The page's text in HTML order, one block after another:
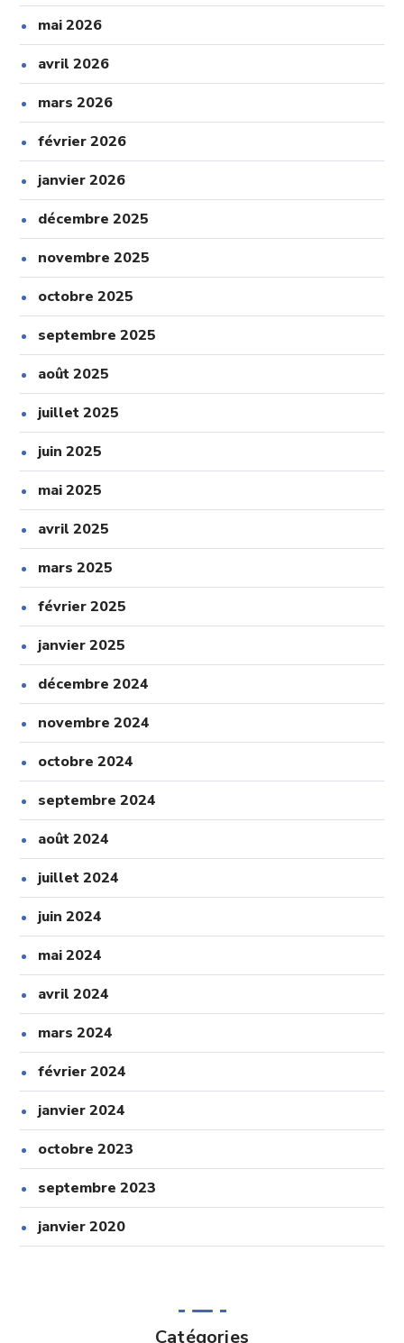
mai 2026
avril 2026
mars 2026
février 2026
janvier 2026
décembre 2025
novembre 2025
octobre 2025
septembre 2025
août 2025
juillet 2025
juin 2025
mai 2025
avril 2025
mars 2025
février 2025
janvier 2025
décembre 2024
novembre 2024
octobre 2024
septembre 2024
août 2024
juillet 2024
juin 2024
mai 2024
avril 2024
mars 2024
février 2024
janvier 2024
octobre 2023
septembre 2023
janvier 2020
Catégories